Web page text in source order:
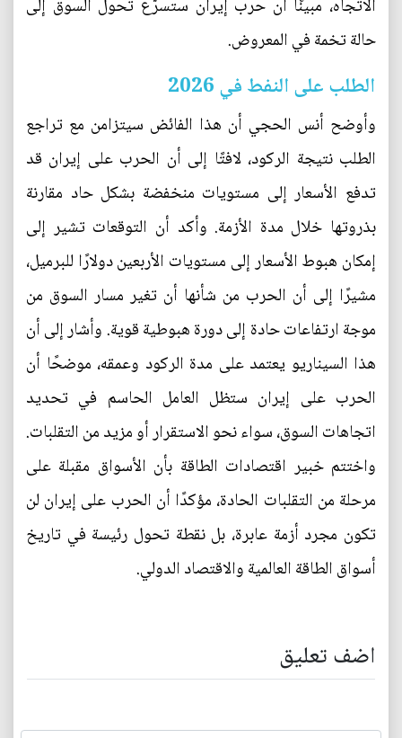
الاتجاه، مبينًا أن حرب إيران ستسرّع تحول السوق إلى
حالة تخمة في المعروض.
الطلب على النفط في 2026
وأوضح أنس الحجي أن هذا الفائض سيتزامن مع تراجع
الطلب نتيجة الركود، لافتًا إلى أن الحرب على إيران قد
تدفع الأسعار إلى مستويات منخفضة بشكل حاد مقارنة
بذروتها خلال مدة الأزمة. وأكد أن التوقعات تشير إلى
إمكان هبوط الأسعار إلى مستويات الأربعين دولارًا للبرميل،
مشيرًا إلى أن الحرب من شأنها أن تغير مسار السوق من
موجة ارتفاعات حادة إلى دورة هبوطية قوية. وأشار إلى أن
هذا السيناريو يعتمد على مدة الركود وعمقه، موضحًا أن
الحرب على إيران ستظل العامل الحاسم في تحديد
اتجاهات السوق، سواء نحو الاستقرار أو مزيد من التقلبات.
واختتم خبير اقتصادات الطاقة بأن الأسواق مقبلة على
مرحلة من التقلبات الحادة، مؤكدًا أن الحرب على إيران لن
تكون مجرد أزمة عابرة، بل نقطة تحول رئيسة في تاريخ
أسواق الطاقة العالمية والاقتصاد الدولي.
اضف تعليق